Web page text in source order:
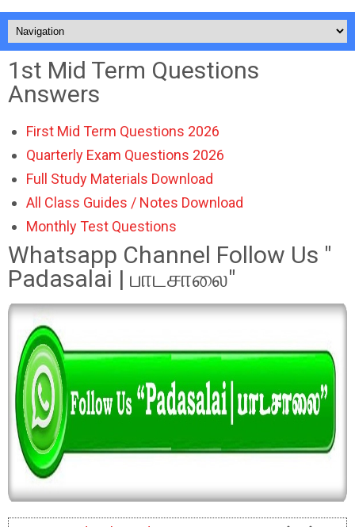
1st Mid Term Questions
Answers
First Mid Term Questions 2026
Quarterly Exam Questions 2026
Full Study Materials Download
All Class Guides / Notes Download
Monthly Test Questions
Whatsapp Channel Follow Us "
Padasalai | பாடசாலை"